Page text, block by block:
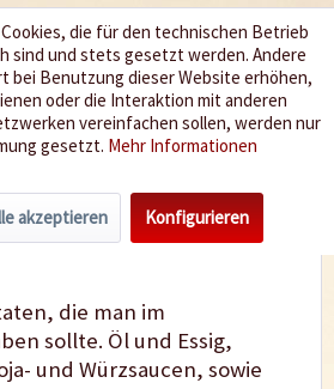
Ihr Leben
die man im
sollte. Öl und Essig,
und Würzsaucen, sowie
die für den technischen Betrieb
sind und stets gesetzt werden. Andere
bei Benutzung dieser Website erhöhen,
oder die Interaktion mit anderen
vereinfachen sollen, werden nur
gesetzt. Mehr Informationen
akzeptieren Konfigurieren